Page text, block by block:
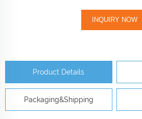
INQUIRY NOW
Product Details
Packaging&Shipping